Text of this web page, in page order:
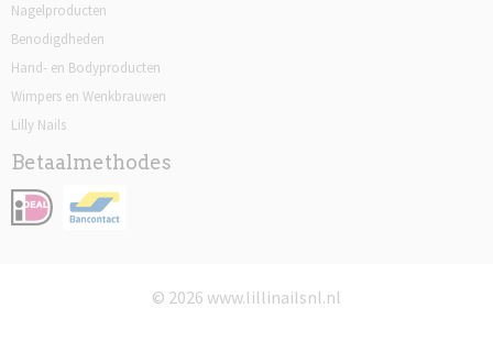
Nagelproducten
Benodigdheden
Hand- en Bodyproducten
Wimpers en Wenkbrauwen
Lilly Nails
Betaalmethodes
© 2026 www.lillinailsnl.nl